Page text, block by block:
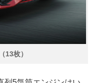
13枚）